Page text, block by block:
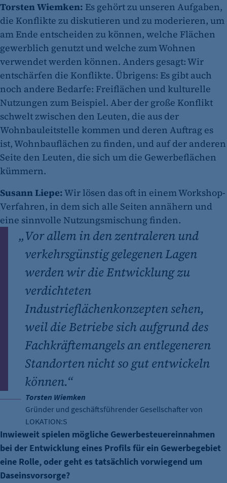
Torsten Wiemken: Es gehört zu unseren Aufgaben,
die Konflikte zu diskutieren und zu moderieren, um
am Ende entscheiden zu können, welche Flächen
gewerblich genutzt und welche zum Wohnen
verwendet werden können. Anders gesagt: Wir
entschärfen die Konflikte. Übrigens: Es gibt auch
noch andere Bedarfe: Freiflächen und kulturelle
Nutzungen zum Beispiel. Aber der große Konflikt
schwelt zwischen den Leuten, die aus der
Wohnbauleitstelle kommen und deren Auftrag es
ist, Wohnbauflächen zu finden, und auf der anderen
Seite den Leuten, die sich um die Gewerbeflächen
kümmern.
Susann Liepe:Wir lösen das oft in einem Workshop-
Verfahren, in dem sich alle Seiten annähern und
eine sinnvolle Nutzungsmischung finden.
„Vor allem in den zentraleren und
verkehrsgünstig gelegenen Lagen
werden wir die Entwicklung zu
verdichteten
Industrieflächenkonzepten sehen,
weil die Betriebe sich aufgrund des
Fachkräftemangels an entlegeneren
Standorten nicht so gut entwickeln
können.“
Torsten Wiemken
Gründer und geschäftsführender Gesellschafter von
LOKATION:S
Inwieweit spielen mögliche Gewerbesteuereinnahmen
bei der Entwicklung eines Profils für ein Gewerbegebiet
eine Rolle, oder geht es tatsächlich vorwiegend um
Daseinsvorsorge?